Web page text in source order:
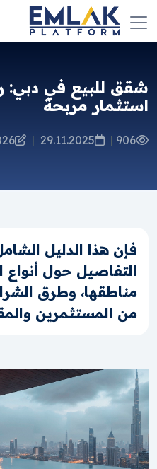
شقق للبيع في دبي:
استثمار مربحة
906
|
29.11.2025
|
فإن هذا الدليل
التفاصيل حول أنواع
مناطقها، وطرق
من المستثمرين